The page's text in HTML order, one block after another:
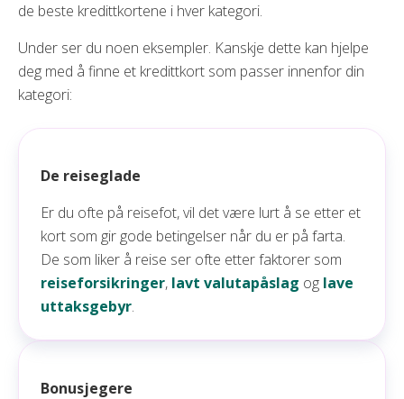
de beste kredittkortene i hver kategori.
Under ser du noen eksempler. Kanskje dette kan hjelpe
deg med å finne et kredittkort som passer innenfor din
kategori:
De reiseglade
Er du ofte på reisefot, vil det være lurt å se etter et
kort som gir gode betingelser når du er på farta.
De som liker å reise ser ofte etter faktorer som
reiseforsikringer, lavt valutapåslag og lave
uttaksgebyr.
Bonusjegere